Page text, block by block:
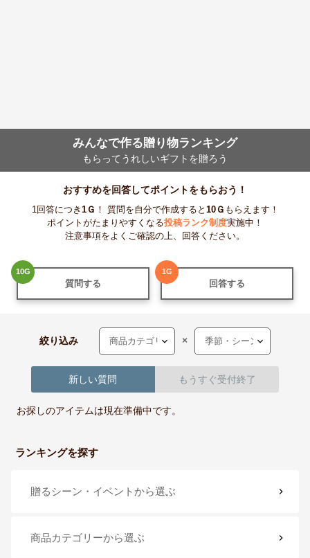
みんなで作る贈り物ランキング
もらってうれしいギフトを贈ろう
おすすめを回答してポイントをもらおう！
1回答につき 1Ｇ ！ 質問を自分で作成すると 10Ｇ もらえます！
ポイントがたまりやすくなる投稿ランク制度実施中！
注意事項をよくご確認の上、回答ください。
10G
質問する
1 G
回答する
絞り込み ×
新しい質問 もうすぐ受付終了
お探しのアイテムは現在準備中です。
ランキングを探す
贈るシーン・イベント から選ぶ
商品カテゴリーから選ぶ